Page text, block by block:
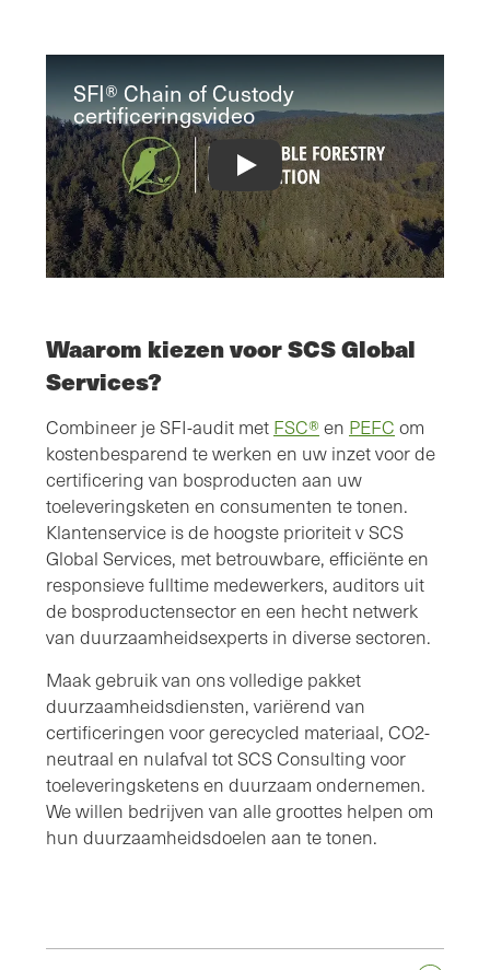
SFI® Chain of Custody
certificeringsvideo
SFI® Chain of Custody Certification
Waarom kiezen voor SCS Global
Services?
Combineer je SFI-audit met FSC® en PEFC om
kostenbesparend te werken en uw inzet voor de
certificering van bosproducten aan uw
toeleveringsketen en consumenten te tonen.
Klantenservice is de hoogste prioriteit v SCS
Global Services, met betrouwbare, efficiënte en
responsieve fulltime medewerkers, auditors uit
de bosproductensector en een hecht netwerk
van duurzaamheidsexperts in diverse sectoren.
Maak gebruik van ons volledige pakket
duurzaamheidsdiensten, variërend van
certificeringen voor gerecycled materiaal, CO2-
neutraal en nulafval tot SCS Consulting voor
toeleveringsketens en duurzaam ondernemen.
We willen bedrijven van alle groottes helpen om
hun duurzaamheidsdoelen aan te tonen.